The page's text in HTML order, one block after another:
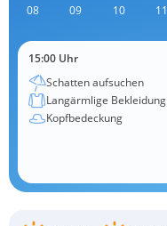
08 09 10 11
15:00 Uhr
Schatten aufsuchen
Langärmlige Bekleidung
Kopfbedeckung